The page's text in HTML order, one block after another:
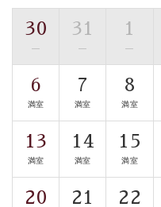
・10月31日(土) 17:30
※打ち上げ時間は、お日
ご注意ください。
※ご夕食時間は、お日に
で、予めご了承ください
※花火は天候により中止
予めご了承ください。
30
—
31
—
1
—
6
満室
7
満室
8
満室
13
満室
14
満室
15
満室
20 21 22